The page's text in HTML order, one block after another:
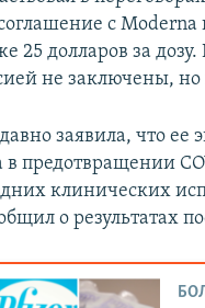
с
25 долларов за
не заключены, но
заявила, что ее
в предотвращении
клинических
о результатах